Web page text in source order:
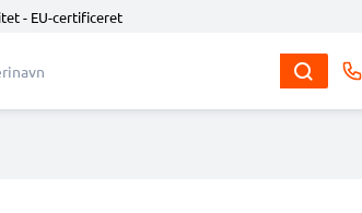
- EU-certificeret